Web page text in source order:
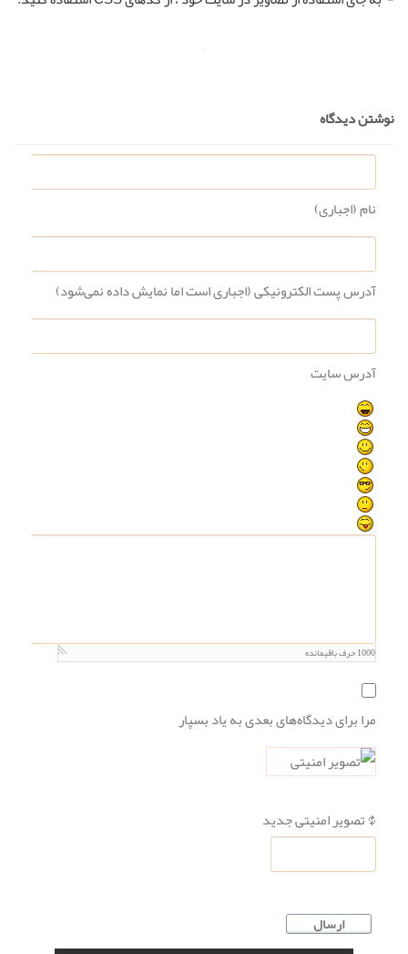
نوشتن دیدگاه
نام (اجباری)
آدرس پست الکترونیکی (اجباری است اما نمایش داده نمی‌شود)
آدرس سایت
1000حرف باقیمانده
مرا برای دیدگاه‌های بعدی به یاد بسپار
تصویر امنیتی جدید
ارسال